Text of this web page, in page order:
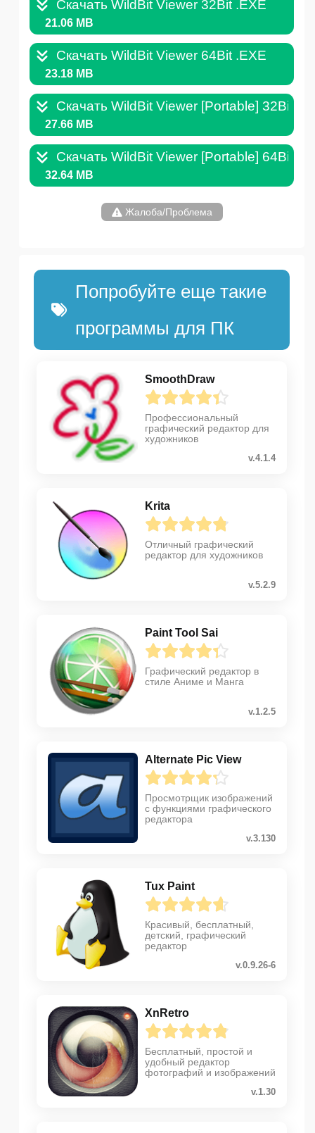
Скачать WildBit Viewer 32Bit .EXE
21.06 MB
Скачать WildBit Viewer 64Bit .EXE
23.18 MB
Скачать WildBit Viewer [Portable] 32Bit
27.66 MB
Скачать WildBit Viewer [Portable] 64Bit
32.64 MB
Жалоба/Проблема
Попробуйте еще такие
программы для ПК
SmoothDraw
Профессиональный
графический редактор для
художников
v.4.1.4
Krita
Отличный графический
редактор для художников
v.5.2.9
Paint Tool Sai
Графический редактор в
стиле Аниме и Манга
v.1.2.5
Alternate Pic View
Просмотрщик изображений
с функциями графического
редактора
v.3.130
Tux Paint
Красивый, бесплатный,
детский, графический
редактор
v.0.9.26-6
XnRetro
Бесплатный, простой и
удобный редактор
фотографий и изображений
v.1.30